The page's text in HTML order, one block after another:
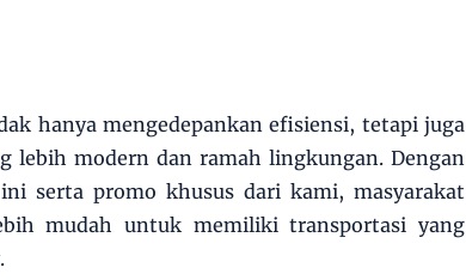
hanya mengedepankan efisiensi, tetapi juga
lebih modern dan ramah lingkungan. Dengan
serta promo khusus dari kami, masyarakat
mudah untuk memiliki transportasi yang